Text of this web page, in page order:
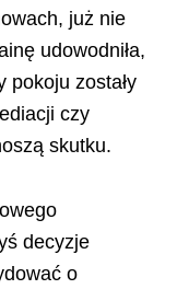
już nie
udowodniła,
pokoju zostały
czy
skutku.
decyzje
o